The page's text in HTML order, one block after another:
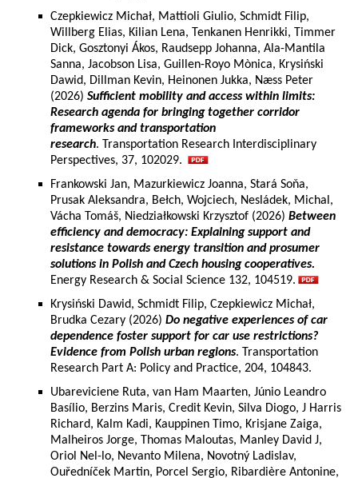
Czepkiewicz Michał, Mattioli Giulio, Schmidt Filip,
Willberg Elias, Kilian Lena, Tenkanen Henrikki, Timmer
Dick, Gosztonyi Ákos, Raudsepp Johanna, Ala-Mantila
Sanna, Jacobson Lisa, Guillen-Royo Mònica, Krysiński
Dawid, Dillman Kevin, Heinonen Jukka, Næss Peter
(2026) Sufficient mobility and access within limits:
Research agenda for bringing together corridor
frameworks and transportation
research. Transportation Research Interdisciplinary
Perspectives, 37, 102029.
Frankowski Jan, Mazurkiewicz Joanna, Stará Soňa,
Prusak Aleksandra, Bełch, Wojciech, Nesládek, Michal,
Vácha Tomáš, Niedziałkowski Krzysztof (2026) Between
efficiency and democracy: Explaining support and
resistance towards energy transition and prosumer
solutions in Polish and Czech housing cooperatives.
Energy Research & Social Science 132, 104519.
Krysiński Dawid, Schmidt Filip, Czepkiewicz Michał,
Brudka Cezary (2026) Do negative experiences of car
dependence foster support for car use restrictions?
Evidence from Polish urban regions. Transportation
Research Part A: Policy and Practice, 204, 104843.
Ubareviciene Ruta, van Ham Maarten, Júnio Leandro
Basílio, Berzins Maris, Credit Kevin, Silva Diogo, J Harris
Richard, Kalm Kadi, Kauppinen Timo, Krisjane Zaiga,
Malheiros Jorge, Thomas Maloutas, Manley David J,
Oriol Nel-lo, Nevanto Milena, Novotný Ladislav,
Ouředníček Martin, Porcel Sergio, Ribardière Antonine,